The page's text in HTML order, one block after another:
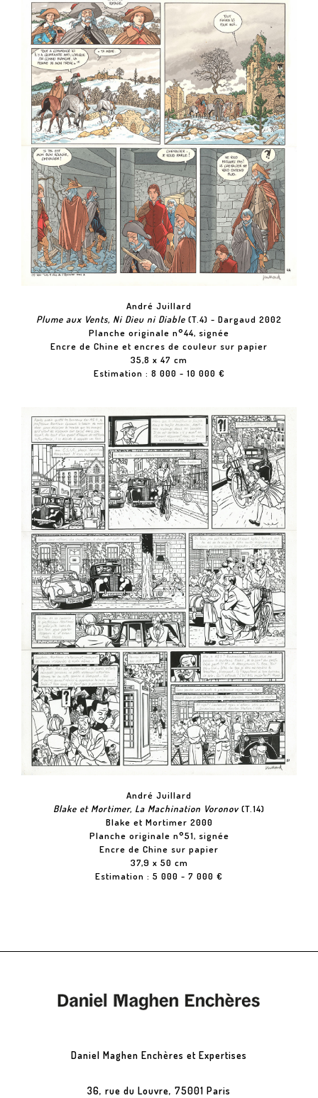
André Juillard
Plume aux Vents, Ni Dieu ni Diable (T.4) - Dargaud 2002
Planche originale n°44, signée
Encre de Chine et encres de couleur sur papier
35,8 x 47 cm
Estimation : 8 000 - 10 000 €
André Juillard
Blake et Mortimer, La Machination Voronov(T.14)
Blake et Mortimer 2000
Planche originale n°51, signée
Encre de Chine sur papier
37,9 x 50 cm
Estimation : 5 000 - 7 000 €
Daniel Maghen Enchères et Expertises
36, rue du Louvre, 75001 Paris